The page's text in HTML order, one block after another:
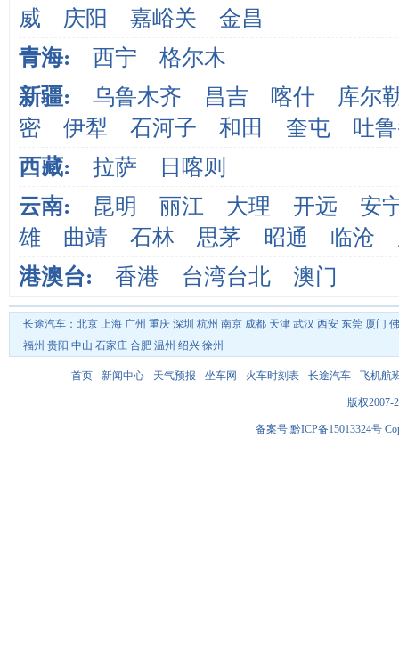
威
庆阳 嘉峪关
金昌
青海:
西宁
格尔木
新疆:
乌鲁木齐 昌吉 喀什
库尔
密
伊犁 石河子 和田 奎屯
吐
西藏:
拉萨
日喀则
云南:
昆明 丽江 大理 开远
安
雄
曲靖 石林 思茅 昭通 临沧
港澳台:
香港 台湾台北 澳门
长途汽车： 北京 上海 广州 重庆 深圳 杭州 南京 成都 天津 武汉 西安 东莞 厦门
福州 贵阳 中山 石家庄 合肥 温州 绍兴 徐州
首页- 新闻中心- 天气预报 - 坐车网 - 火车时刻表- 长途汽车- 飞机航
版权2007-
备案号:黔ICP备15013324号